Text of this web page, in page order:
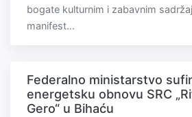
bogate kulturnim i zabavnim
manifest...
Federalno ministarstvo
energetsku obnovu SRC
Gero“ u Bihaću